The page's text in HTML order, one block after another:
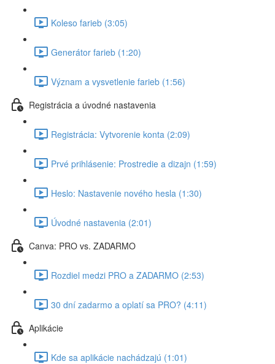
Koleso farieb (3:05)
Generátor farieb (1:20)
Význam a vysvetlenie farieb (1:56)
Registrácia a úvodné nastavenia
Registrácia: Vytvorenie konta (2:09)
Prvé prihlásenie: Prostredie a dizajn (1:59)
Heslo: Nastavenie nového hesla (1:30)
Úvodné nastavenia (2:01)
Canva: PRO vs. ZADARMO
Rozdiel medzi PRO a ZADARMO (2:53)
30 dní zadarmo a oplatí sa PRO? (4:11)
Aplikácie
Kde sa aplikácie nachádzajú (1:01)